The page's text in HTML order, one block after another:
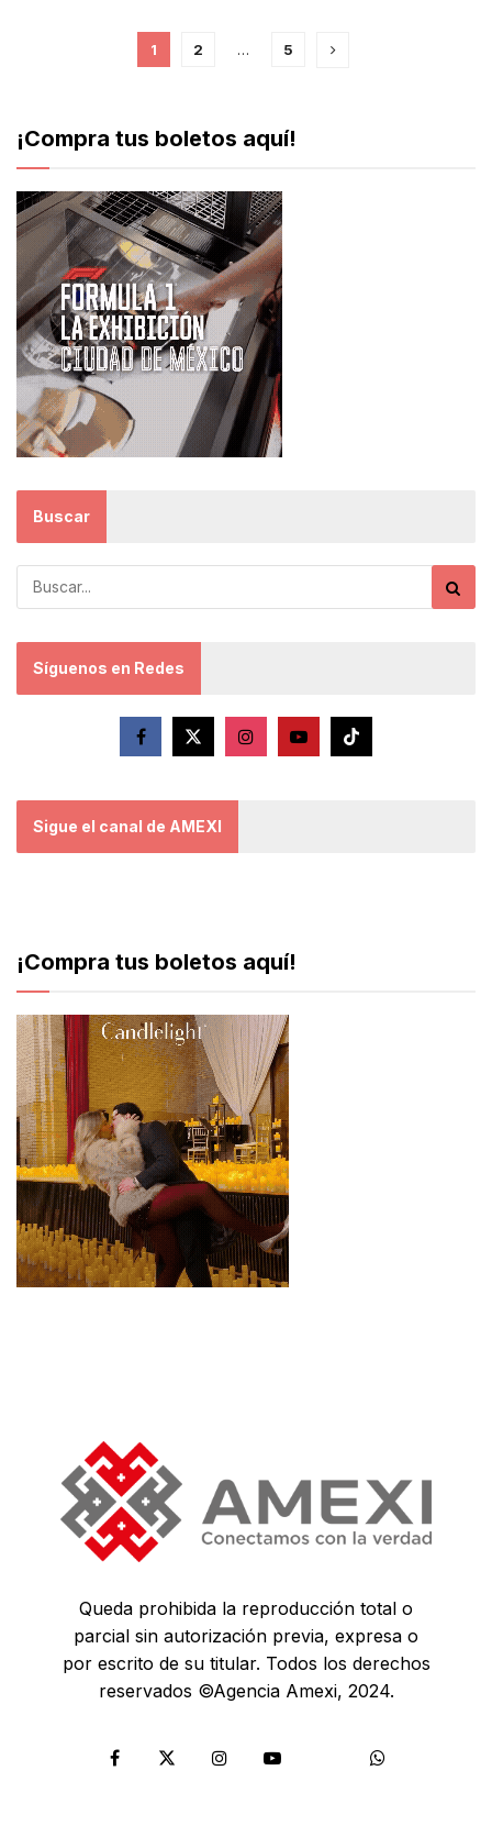
1 2 … 5
¡Compra tus boletos aquí!
Buscar
Síguenos en Redes
Sigue el canal de AMEXI
¡Compra tus boletos aquí!
Queda prohibida la reproducción total o
parcial sin autorización previa, expresa o
por escrito de su titular. Todos los derechos
reservados ©Agencia Amexi, 2024.